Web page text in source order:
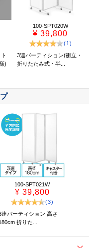
)
100-SPT020W
¥ 39,800
(1)
3連パーティション(衝立・
折りたたみ式・半...
100-SPT021W
¥ 39,800
(3)
連パーティション 高さ
折りた...